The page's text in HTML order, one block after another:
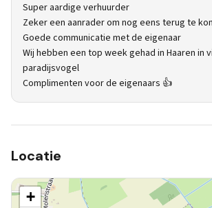
Super aardige verhuurder
Zeker een aanrader om nog eens terug te
Goede communicatie met de eigenaar
Wij hebben een top week gehad in Haaren in
paradijsvogel
Complimenten voor de eigenaars 👍
Locatie
+